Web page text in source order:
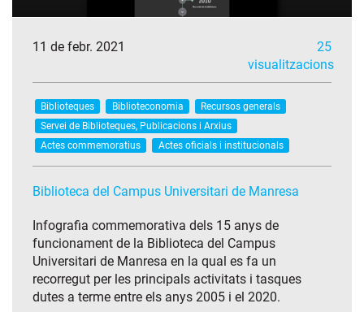
11 de febr. 2021
25
visualitzacions
Biblioteques Biblioteconomia
Recursos generals
Servei de Biblioteques, Publicacions i Arxius
Actes commemoratius
Actes oficials i institucionals
Biblioteca del Campus Universitari de Manresa
Infografia commemorativa dels 15 anys de
funcionament de la Biblioteca del Campus
Universitari de Manresa en la qual es fa un
recorregut per les principals activitats i tasques
dutes a terme entre els anys 2005 i el 2020.